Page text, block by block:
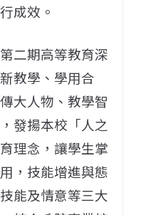
成效。
二期高等教育深
教學、學用合
大人物、教學智
發揚本校「人之
理念，讓學生掌
，技能增進與態
能及情意等三大